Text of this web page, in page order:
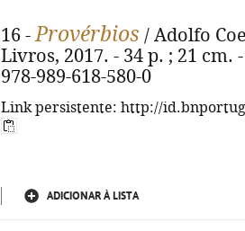
16 -Provérbios / Adolfo
Livros, 2017. - 34 p. ; 21 cm.
978-989-618-580-0
Link persistente: http://
ADICIONAR À LISTA